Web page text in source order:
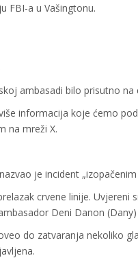
FBI-a u Vašingtonu.
ambasadi bilo prisutno
informacija koje ćemo
na mreži X.
je incident
crvene linije.
Deni Danon (Dany)
do zatvaranja nekoliko